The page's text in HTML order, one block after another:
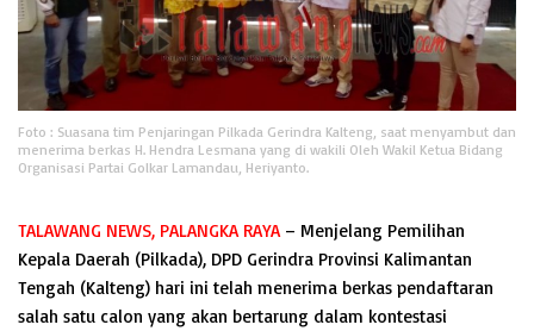
Foto : Suasana tim Penjaringan Pilkada Gerindra Kalteng, saat menyambut dan
menerima berkas H. Hendra Lesmana yang di wakili Oleh Wakil Ketua Bidang
Organisasi Partai Golkar Lamandau, Heriyanto.
TALAWANG NEWS, PALANGKA RAYA – Menjelang Pemilihan
Kepala Daerah (Pilkada), DPD Gerindra Provinsi Kalimantan
Tengah (Kalteng) hari ini telah menerima berkas pendaftaran
salah satu calon yang akan bertarung dalam kontestasi